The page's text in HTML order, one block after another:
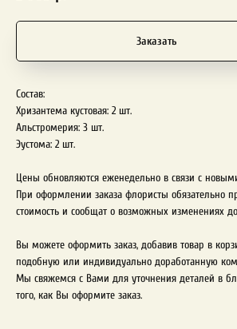
Заказать
Состав:
Хризантема кустовая: 2 шт.
Альстромерия: 3 шт.
Эустома: 2 шт.
Цены обновляются еженедельно в связи с
При оформлении заказа флористы обязательно
стоимость и сообщат о возможных изменениях
Вы можете оформить заказ, добавив товар в
подобную или индивидуально доработанную
Мы свяжемся с Вами для уточнения деталей в
того, как Вы оформите заказ.